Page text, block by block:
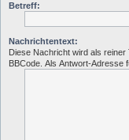
Betreff:
Nachrichtentext:
Diese Nachricht wird als
BBCode. Als Antwort-Adresse